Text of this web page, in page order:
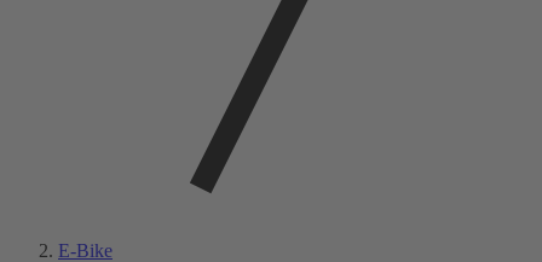
E-Bike